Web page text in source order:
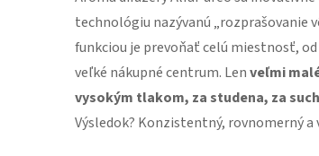
technológiu nazývanú „rozprašovanie
funkciou je prevoňať celú miestnosť,
veľké nákupné centrum. Lenveľmi
vysokým tlakom, za studena, za
Výsledok? Konzistentný, rovnomerný a